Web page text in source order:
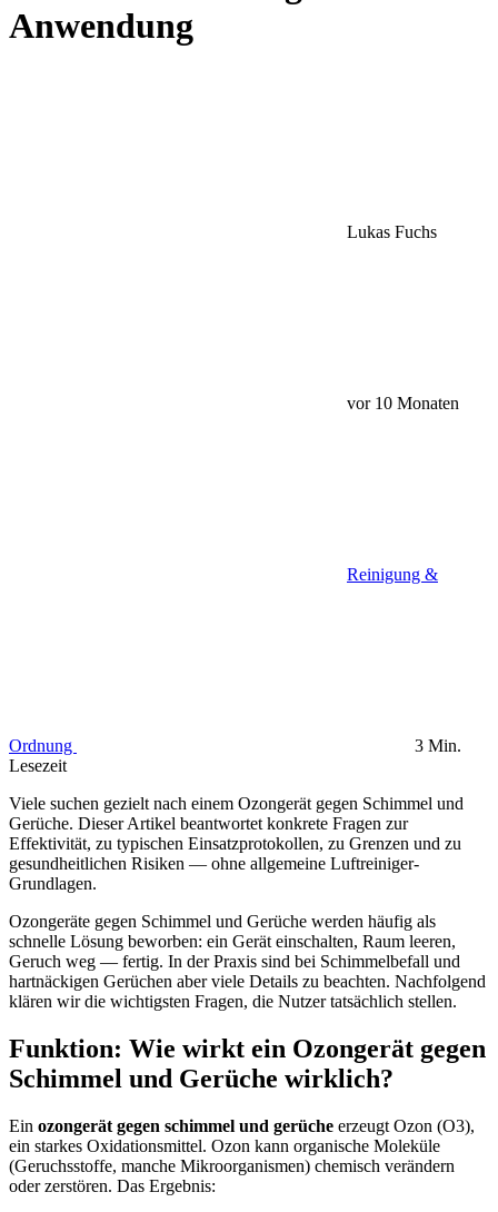
Anwendung
Lukas Fuchs
vor 10 Monaten
Reinigung &
Ordnung
3 Min.
Lesezeit
Viele suchen gezielt nach einem Ozongerät gegen Schimmel und
Gerüche. Dieser Artikel beantwortet konkrete Fragen zur
Effektivität, zu typischen Einsatzprotokollen, zu Grenzen und zu
gesundheitlichen Risiken — ohne allgemeine Luftreiniger-
Grundlagen.
Ozongeräte gegen Schimmel und Gerüche werden häufig als
schnelle Lösung beworben: ein Gerät einschalten, Raum leeren,
Geruch weg — fertig. In der Praxis sind bei Schimmelbefall und
hartnäckigen Gerüchen aber viele Details zu beachten. Nachfolgend
klären wir die wichtigsten Fragen, die Nutzer tatsächlich stellen.
Funktion: Wie wirkt ein Ozongerät gegen
Schimmel und Gerüche wirklich?
Ein ozongerät gegen schimmel und gerüche erzeugt Ozon (O3),
ein starkes Oxidationsmittel. Ozon kann organische Moleküle
(Geruchsstoffe, manche Mikroorganismen) chemisch verändern
oder zerstören. Das Ergebnis: